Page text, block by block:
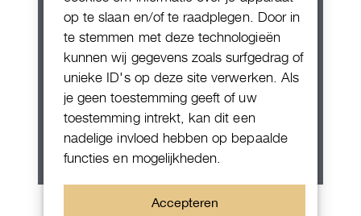
op te slaan en/of te raadplegen. Door in
te stemmen met deze technologieën
kunnen wij gegevens zoals surfgedrag of
unieke ID's op deze site verwerken. Als
je geen toestemming geeft of uw
toestemming intrekt, kan dit een
nadelige invloed hebben op bepaalde
functies en mogelijkheden.
Accepteren
Patek Philippe Annual Calendar